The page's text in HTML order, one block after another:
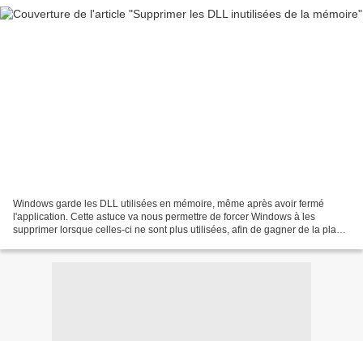
Windows garde les DLL utilisées en mémoire, même après avoir fermé
l'application. Cette astuce va nous permettre de forcer Windows à les
supprimer lorsque celles-ci ne sont plus utilisées, afin de gagner de la place